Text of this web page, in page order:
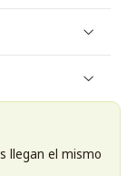
llegan el mismo